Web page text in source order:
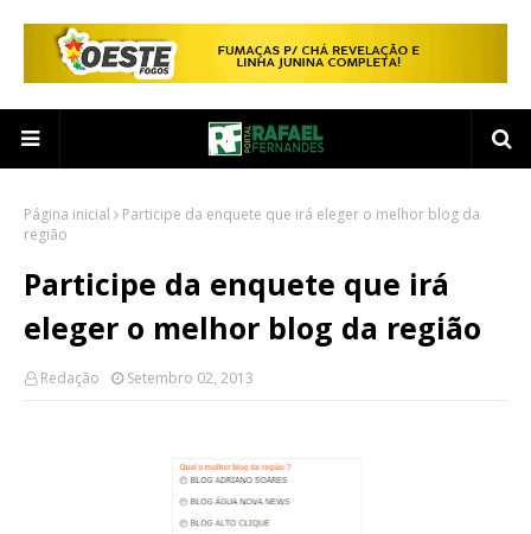
Página inicial
Participe da enquete que irá eleger o melhor blog da
região
Participe da enquete que irá
eleger o melhor blog da região
Redação Setembro 02, 2013